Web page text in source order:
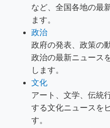
など、全国各地の最
ます。
政治
政府の発表、政策の
政治の最新ニュース
します。
文化
アート、文学、伝統
する文化ニュースを
す。